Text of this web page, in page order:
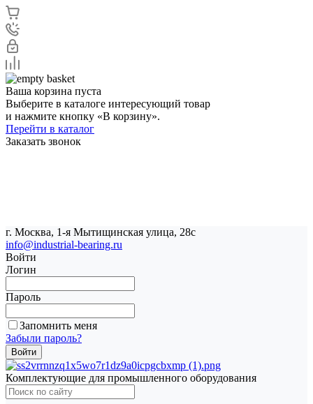
Ваша корзина пуста
Выберите в каталоге интересующий товар
и нажмите кнопку «В корзину».
Перейти в каталог
Заказать звонок
г. Москва, 1-я Мытищинская улица, 28с
info@industrial-bearing.ru
Войти
Логин
Пароль
Запомнить меня
Забыли пароль?
Комплектующие для промышленного оборудования